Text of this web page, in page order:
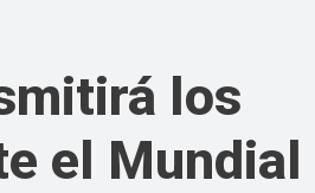
los
el